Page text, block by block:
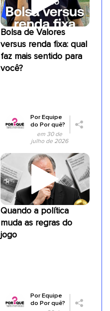
Bolsa de Valores
versus renda fixa: qual
faz mais sentido para
você?
PorEquipe
do Por quê?
em 30 de
julho de 2026
Quando a política
muda as regras do
jogo
PorEquipe
do Por quê?